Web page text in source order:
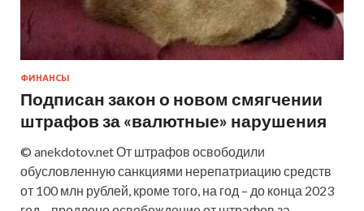
ФИНАНСЫ
Подписан закон о новом смягчении
штрафов за «валютные» нарушения
© anekdotov.net От штрафов освободили
обусловленную санкциями нерепатриацию средств
от 100 млн рублей, кроме того, на год – до конца 2023